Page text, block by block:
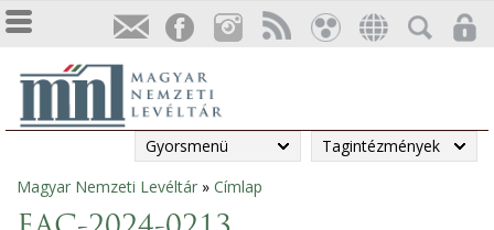
Gyorsmenü Tagintézmények
Jelenlegi
Magyar Nemzeti Levéltár » Címlap